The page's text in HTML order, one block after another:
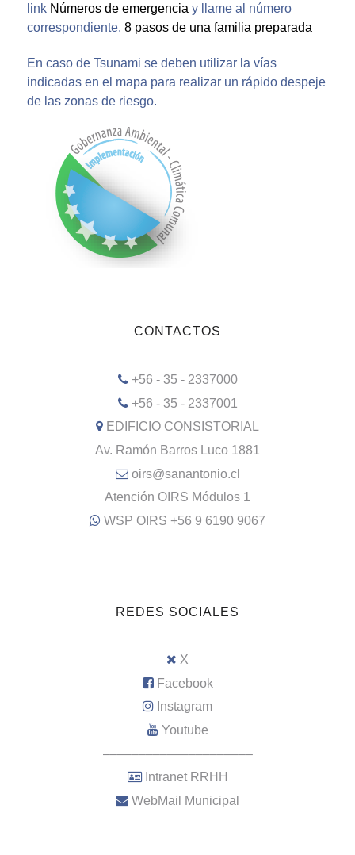
link Números de emergencia y llame al número
correspondiente. 8 pasos de una familia preparada
En caso de Tsunami se deben utilizar la vías
indicadas en el mapa para realizar un rápido despeje
de las zonas de riesgo.
CONTACTOS
+56 - 35 - 2337000
+56 - 35 - 2337001
EDIFICIO CONSISTORIAL
Av. Ramón Barros Luco 1881
oirs@sanantonio.cl
Atención OIRS Módulos 1
WSP OIRS +56 9 6190 9067
REDES SOCIALES
X
Facebook
Instagram
Youtube
–––––––––––––––––––––
Intranet RRHH
WebMail Municipal